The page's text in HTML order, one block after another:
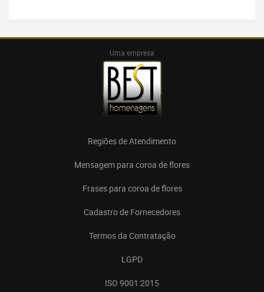
Uma empresa
Regiões de Atendimento
Mensagem para coroa de flores
Frases para coroa de flores
Cadastro de Fornecedores
Termos da Contratação
LGPD
ISO 9001:2015